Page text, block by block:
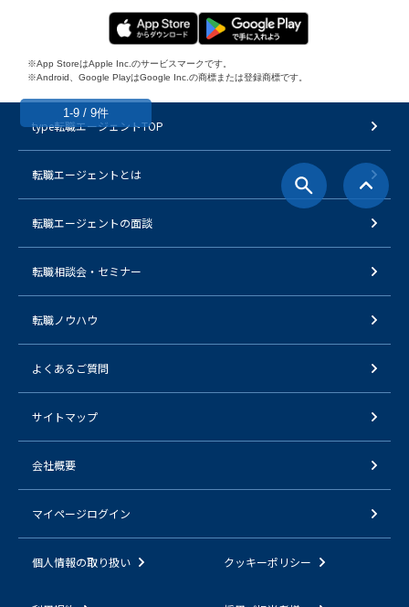
1-9 / 9件
※App StoreはApple Inc.のサービスマークです。
※Android、Google PlayはGoogle Inc.の商標または登録商標です。
type転職エージェントTOP
転職エージェントとは
転職エージェントの面談
転職相談会・セミナー
転職ノウハウ
よくあるご質問
サイトマップ
会社概要
マイページログイン
個人情報の取り扱い クッキーポリシー